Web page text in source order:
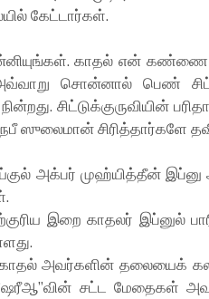
கேட்டார்கள்.
காதல் என் கண்ணை
சொன்னால் பெண்
சிட்டுக்குருவியின்
ஸுலைமான் சிரித்தார்களே
அக்பர் முஹ்யித்தீன்
இறை காதலர் இப்னுல்
அவர்களின் தலையைக்
சட்ட மேதைகள்